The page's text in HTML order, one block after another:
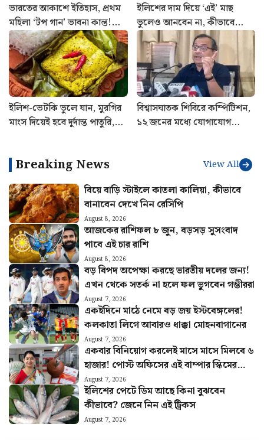
ভারতের আকাশে ইতিহাস, প্রথম
মহিলা ‘টপ গান’ ভাবনা কান্ত!
যুদ্ধকৌশলে নতুন মাইলফলক
বায়ুসেনার
ইলিশের দাম দিয়ে ‘এই’ মাছ
ভুলেও আনবেন না, কীভাবে
বুঝবেন ফারাক?
ইলিশ-ভেটকি ভুলে যান, মুরগির
মাংস দিয়েই হবে দুর্দান্ত পাতুরি,
বিশ্বাসঘাতক শিবিরে কম্পিটিশন,
১২ জনের মধ্যে যোগাযোগ
Breaking News View All
বিয়ে বাড়ি স্টাইলে কাতলা কালিয়া, কীভাবে
বানাবেন দেখে নিন রেসিপি
August 8, 2026
আজকের রাশিফল ৮ জুন, বড়সড় সুসংবাদ
পাবে এই চার রাশি
August 8, 2026
বড় বিপদ অপেক্ষা করছে ভারতীয় দলের জন্য!
এখন থেকে সতর্ক না হলে ফল ভুগবেন গম্ভীররা
August 7, 2026
একইদিনে মাঠে নেমে বড় জয় ইস্টবেঙ্গলের!
কলকাতা লিগে আবারও ধাক্কা মোহনবাগানের
August 7, 2026
একবার বিনিয়োগ করলেই মাসে মাসে মিলবে ৬
হাজার! পোস্ট অফিসের এই বাম্পার স্কিমের
হিসাব বুঝুন
August 7, 2026
ইলিশের পেটে ডিম আছে কিনা বুঝবেন
কীভাবে? জেনে নিন এই ট্রিকস
August 7, 2026